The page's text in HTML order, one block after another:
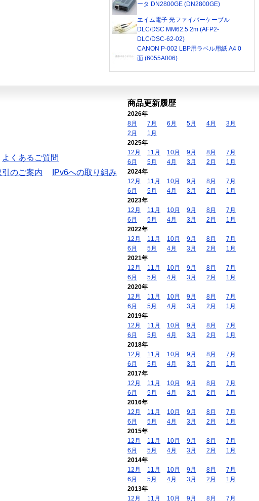
ータ DN2800GE (DN2800GE)
エイム電子 光ファイバーケーブル
DLC/DSC MM62.5 2m (AFP2-
DLC/DSC-62-02)
CANON P-002 LBP用ラベル用紙 A4 0
面 (6055A006)
よくあるご質問
引のご案内
IPv6への取り組み
商品更新履歴
2026年
8月
7月 6月 5月 4月
3月
2月
1月
2025年
12月
11月 10月 9月 8月
7月
6月
5月 4月 3月 2月
1月
2024年
12月
11月 10月 9月 8月
7月
6月
5月 4月 3月 2月
1月
2023年
12月
11月 10月 9月 8月
7月
6月
5月 4月 3月 2月
1月
2022年
12月
11月 10月 9月 8月
7月
6月
5月 4月 3月 2月
1月
2021年
12月
11月 10月 9月 8月
7月
6月
5月 4月 3月 2月
1月
2020年
12月
11月 10月 9月 8月
7月
6月
5月 4月 3月 2月
1月
2019年
12月
11月 10月 9月 8月
7月
6月
5月 4月 3月 2月
1月
2018年
12月
11月 10月 9月 8月
7月
6月
5月 4月 3月 2月
1月
2017年
12月
11月 10月 9月 8月
7月
6月
5月 4月 3月 2月
1月
2016年
12月
11月 10月 9月 8月
7月
6月
5月 4月 3月 2月
1月
2015年
12月
11月 10月 9月 8月
7月
6月
5月 4月 3月 2月
1月
2014年
12月
11月 10月 9月 8月
7月
6月
5月 4月 3月 2月
1月
2013年
12月
11月 10月 9月 8月 7月